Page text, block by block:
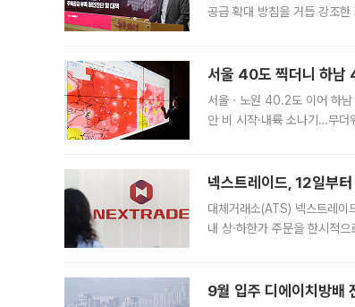
공급 확대 방침을 거듭 강조
서울 40도 찍더니 하
서울ㆍ노원 40.2도 이어 하
안 비 시작·내륙 소나기…무
넥스트레이드, 12일부터
대체거래소(ATS) 넥스트레이
내 상·하한가 주문을 한시적
9월 입주 디에이치방